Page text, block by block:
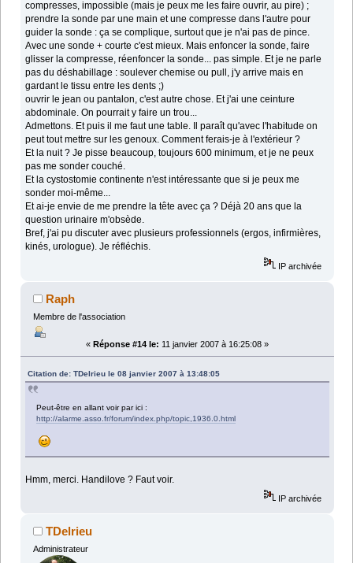
compresses, impossible (mais je peux me les faire ouvrir, au pire) ;
prendre la sonde par une main et une compresse dans l'autre pour
guider la sonde : ça se complique, surtout que je n'ai pas de pince.
Avec une sonde + courte c'est mieux. Mais enfoncer la sonde, faire
glisser la compresse, réenfoncer la sonde... pas simple. Et je ne parle
pas du déshabillage : soulever chemise ou pull, j'y arrive mais en
gardant le tissu entre les dents ;)
ouvrir le jean ou pantalon, c'est autre chose. Et j'ai une ceinture
abdominale. On pourrait y faire un trou...
Admettons. Et puis il me faut une table. Il paraît qu'avec l'habitude on
peut tout mettre sur les genoux. Comment ferais-je à l'extérieur ?
Et la nuit ? Je pisse beaucoup, toujours 600 minimum, et je ne peux
pas me sonder couché.
Et la cystostomie continente n'est intéressante que si je peux me
sonder moi-même...
Et ai-je envie de me prendre la tête avec ça ? Déjà 20 ans que la
question urinaire m'obsède.
Bref, j'ai pu discuter avec plusieurs professionnels (ergos, infirmières,
kinés, urologue). Je réfléchis.
IP archivée
Raph
Membre de l'association
« Réponse #14 le: 11 janvier 2007 à 16:25:08 »
Citation de: TDelrieu le 08 janvier 2007 à 13:48:05
Peut-être en allant voir par ici :
http://alarme.asso.fr/forum/index.php/topic,1936.0.html
Hmm, merci. Handilove ? Faut voir.
IP archivée
TDelrieu
Administrateur